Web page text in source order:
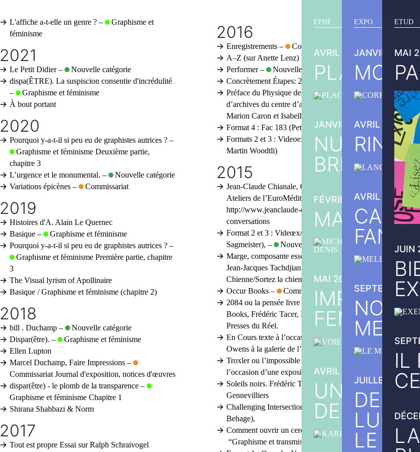
L'affiche a-t-elle un genre ? –
Graphisme et
féminisme
2021
Le Petit Didier–
Nouvelle catégorie
dispa(ÊTRE). La suspiscion consentie d'incrédulité
–
Graphisme et féminisme
À bout portant
2020
Pourquoi y-a-t-il si peu eu de graphistes autrices ? –
Graphisme et féminisme Deuxième partie,
chapitre 3
L’urgence et le monumental. –
Nouvelle catégorie
Variations épicènes – Commissariat
2019
Histoires d'A. Alain Le Quernec
Basique –
Graphisme et féminisme
Pourquoi y-a-t-il si peu eu de graphistes autrices ? –
Graphisme et féminisme Première partie, chapitre
3
The Visual lyrism of Apollinaire
Basique / Graphisme et féminisme (chapitre 2)
2018
bill . Duchamp –
Nouvelle catégorie
Dispar(être). –
Graphisme et féminisme
Ellen Lupton
Marcel Duchamp, Faire Impressions –
Commissariat Journal d'exposition, notices d'œuvres
dispar(être) - le plomb de la transparence –
Graphisme et féminisme Chapitre 1
Shirana Shahbazi & Norm
2017
Tout est propre Essai sur Ralph Schraivogel
2016
Enregistrements –
Commissariat
A–Z (sur Anette Lenz)
Performer –
Nouvelle catégorie
Concrètement Étapes: 234, Écoles et diplômes.
Préface du Physique des profondeurs
Vingt ans
d’archives du centre d’art Rurart par les graphistes
Marion Caron et Isabelle Caplain.
Format 4 : Fac 183 (Peter Saville)
Formats 2 et 3 : Videoex / MW (deuxième partie :
Martin Woodtli)
2015
Jean-Claude Chianale, Carnets, Conversations
Ateliers de l’EuroMéditerranée.
http://www.jeanclaude-design.com/au-fil-des-
conversations
Format 2 et 3 : Videœx/MW (première partie :
Sagmeister), –
Nouvelle catégorie
Marge, composante essentielle du design graphique
Jean-Jacques Tachdjian, Manographie, éditions La
Chienne/Sortez la chienne.
Occur Books –
Commissariat
2084 ou la pensée livre (avec Yann Owens)
Occur
Books, Frédéric Tacer, Éditions Franciscopolis, Les
Presses du Réel.
En Cours texte à l’occasion de l’exposition de Yann
Owens à la galerie de l’ESAM, Caen.
Troxler ou l’impossible épuisement du jazz
l’occasion d’une exposition au Bel Ordinaire, Pau
Soleils noirs. Frédéric Teschner et le théâtre de
Gennevilliers
Challenging Intersections, (Studio Ter Bekke &
Behage),
Comment ouvrir un cercle, sans le dénaturer ?
“Graphisme et transmission”, AGI, 2015.
ETUD
MAI
JUIN
IL
EXPO
JANVIER 2026
AVRIL 2025
AVRIL 2025
SEPTEMBRE
NOUS
JUILLET 2024
DES
LE
ÉPHÉ
AVRIL 2026
PLACARDS
JANVIER 2026
NUAGES
BREST
FÉVRIER 2025
MASSE
MAI 2022
FEMMES
AVRIL 2022
UN BREF
DE